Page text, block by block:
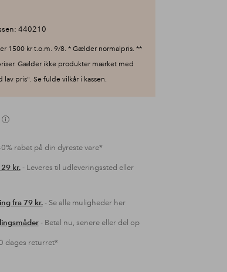
440210
1500 kr t.o.m. 9/8. * Gælder normalpris. **
Gælder ikke produkter mærket med
pris". Se fulde vilkår i kassen.
rabat på din dyreste vare*
kr.- Leveres til udleveringssted eller
fra 79 kr.- Se alle muligheder her
- Betal nu, senere eller del op
dages returret*